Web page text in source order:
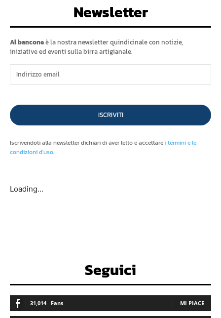
Newsletter
Al banconeè la nostra newsletter quindicinale con notizie,
iniziative ed eventi sulla birra artigianale.
ISCRIVITI
Iscrivendoti alla newsletter dichiari di aver letto e accettarei termini e le
condizioni d'uso.
Loading...
Seguici
31,014 Fans MI PIACE